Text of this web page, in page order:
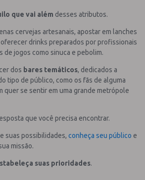
que vai além desses atributos.
cervejas artesanais, apostar em lanches
drinks preparados por profissionais
de jogos como sinuca e pebolim.
dos bares temáticos, dedicados a
tipo de público, como os fãs de alguma
quer se sentir em uma grande metrópole
que você precisa encontrar.
suas possibilidades, conheça seu público e
missão.
suas prioridades.